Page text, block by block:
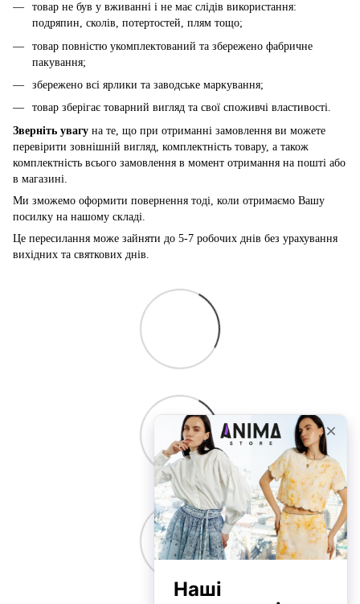
товар не був у вживанні і не має слідів використання:
подряпин, сколів, потертостей, плям тощо;
товар повністю укомплектований та збережено фабричне
пакування;
збережено всі ярлики та заводське маркування;
товар зберігає товарний вигляд та свої споживчі властивості.
Зверніть увагу на те, що при отриманні замовлення ви можете
перевірити зовнішній вигляд, комплектність товару, а також
комплектність всього замовлення в момент отримання на пошті або
в магазині.
Ми зможемо оформити повернення тоді, коли отримаємо Вашу
посилку на нашому складі.
Це пересилання може зайняти до 5-7 робочих днів без урахування
вихідних та святкових днів.